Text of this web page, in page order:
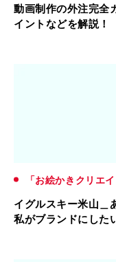
動画制作の外注完全
イントなどを解説！
「お絵かきクリエ
イグルスキー米山＿
私がブランドにした